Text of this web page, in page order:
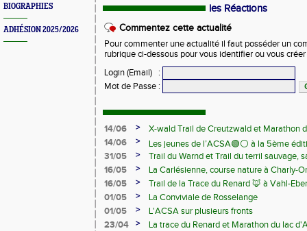
BIOGRAPHIES
ADHÉSION 2025/2026
les Réactions
Commentez cette actualité
Pour commenter une actualité il faut posséder un
rubrique ci-dessous pour vous identifier ou vous
Login (Email)
:
Mot de Passe :
14/06 >
X-wald Trail de Creutzwald et Marathon
14/06
>
Les jeunes de l’ACSA🟢⚪️ à la 5ème
Samedi 13 juin
31/05 >
Trail du Warnd et Trail du terril sauvage,
16/05
>
La Carlésienne, course nature à Charly-
16/05
>
Trail de la Trace du Renard 🦊 à Vahl-
01/05
>
La Conviviale de Rosselange
01/05
>
L'ACSA sur plusieurs fronts
23/04
>
La trace du Renard et Marathon du lac